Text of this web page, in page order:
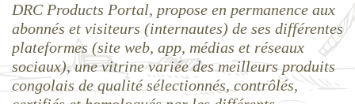
DRC Products Portal (Portail des Produits de la
République Démocratique du Congo) est une
plateforme digitale intégrée spécialisée dans la
promotion, information, formation ainsi que dans
la vente des produits d’origine congolaise et